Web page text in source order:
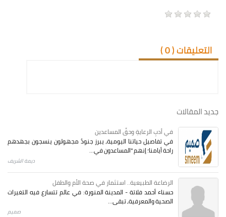
التعليقات (0
)
جديد المقالات
في أدبِ الرعايةِ وحقِّ المساعدين
في تفاصيل حياتنا اليومية، يبرز جنودٌ مجهولون ينسجون بجهدهم
راحة أيامنا؛ إنهم "المساعدون في...
ديمة الشريف
الرضاعة الطبيعية.. استثمار في صحة الأم والطفل
حسناء أحمد فلاتة - المدينة المنورة: في عالم تتسارع فيه التغيرات
الصحية والمعرفية، تبقى...
صميم